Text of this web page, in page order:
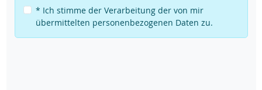
* Ich stimme der Verarbeitung der von mir
übermittelten personenbezogenen Daten zu.